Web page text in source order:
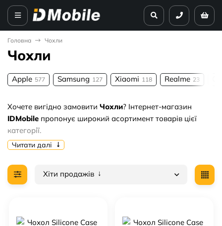
Головна Чохли
Чохли
Apple 577 Samsung 127 Xiaomi 118 Realme 23
Хочете вигідно замовити Чохли? Інтернет-магазин
IDMobile пропонує широкий асортимент товарів цієї
категорії.
Чому варто купувати у нас:
✅ Тільки перевірена якість та гарантія.
зараз!
Читати далі
Хіти продажів